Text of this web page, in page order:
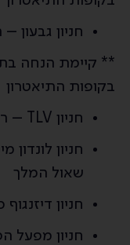
חניון גבעון –
** קיימת הנחה
בקופות התיאטרון
חניון TLV – רחוב החשמונאים 96
חניון לונדון
שאול המלך
חניון
חניון מפעל